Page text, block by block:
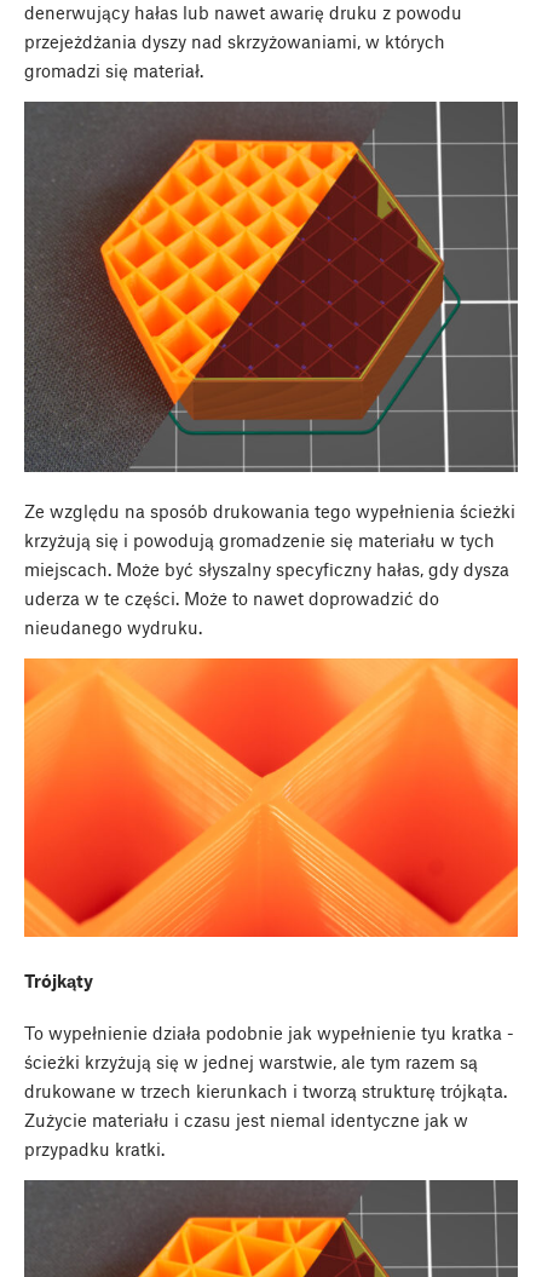
denerwujący hałas lub nawet awarię druku z powodu
przejeżdżania dyszy nad skrzyżowaniami, w których
gromadzi się materiał.
Ze względu na sposób drukowania tego wypełnienia ścieżki
krzyżują się i powodują gromadzenie się materiału w tych
miejscach. Może być słyszalny specyficzny hałas, gdy dysza
uderza w te części. Może to nawet doprowadzić do
nieudanego wydruku.
Trójkąty
To wypełnienie działa podobnie jak wypełnienie tyu kratka -
ścieżki krzyżują się w jednej warstwie, ale tym razem są
drukowane w trzech kierunkach i tworzą strukturę trójkąta.
Zużycie materiału i czasu jest niemal identyczne jak w
przypadku kratki.